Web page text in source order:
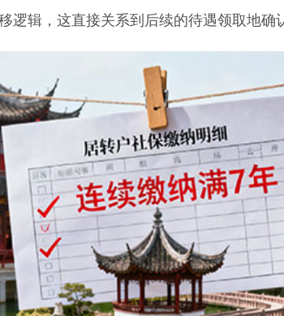
逻辑，这直接关系到后续的待遇领取地确